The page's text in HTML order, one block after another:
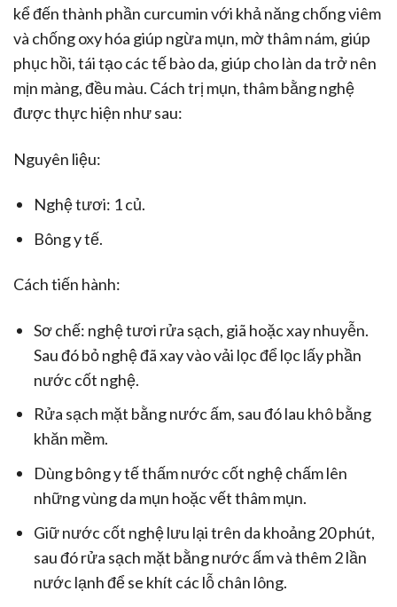
kể đến thành phần curcumin với khả năng chống viêm
và chống oxy hóa giúp ngừa mụn, mờ thâm nám, giúp
phục hồi, tái tạo các tế bào da, giúp cho làn da trở nên
mịn màng, đều màu. Cách trị mụn, thâm bằng nghệ
được thực hiện như sau:
Nguyên liệu:
Nghệ tươi: 1 củ.
Bông y tế.
Cách tiến hành:
Sơ chế: nghệ tươi rửa sạch, giã hoặc xay nhuyễn.
Sau đó bỏ nghệ đã xay vào vải lọc để lọc lấy phần
nước cốt nghệ.
Rửa sạch mặt bằng nước ấm, sau đó lau khô bằng
khăn mềm.
Dùng bông y tế thấm nước cốt nghệ chấm lên
những vùng da mụn hoặc vết thâm mụn.
Giữ nước cốt nghệ lưu lại trên da khoảng 20 phút,
sau đó rửa sạch mặt bằng nước ấm và thêm 2 lần
nước lạnh để se khít các lỗ chân lông.